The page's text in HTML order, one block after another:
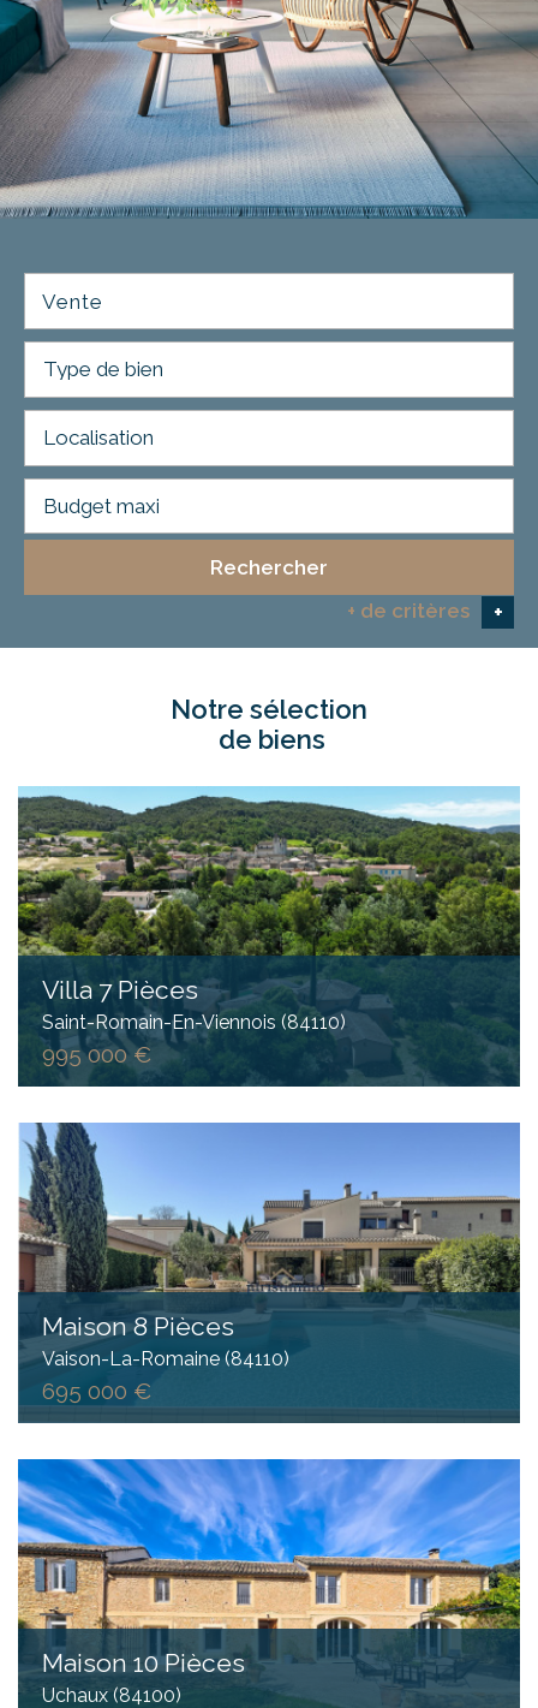
Vente
10KM 25KM
Critères supplémentaires
Piscine Parking Terrasse
Rechercher
+ de critères
+
notre sélection
de biens
Villa 7 Pièces
Saint-Romain-En-Viennois (84110)
995 000 €
Maison 8 Pièces
Vaison-La-Romaine (84110)
695 000 €
Maison 10 Pièces
Uchaux (84100)